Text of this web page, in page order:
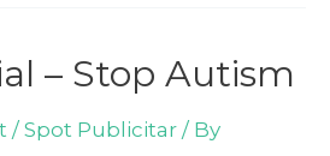
– Stop Autism
/Spot Publicitar / By